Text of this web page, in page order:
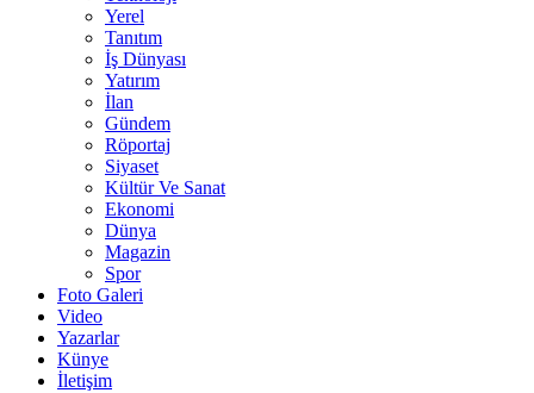
Yerel
Tanıtım
İş Dünyası
Yatırım
İlan
Gündem
Röportaj
Siyaset
Kültür Ve Sanat
Ekonomi
Dünya
Magazin
Spor
Foto Galeri
Video
Yazarlar
Künye
İletişim